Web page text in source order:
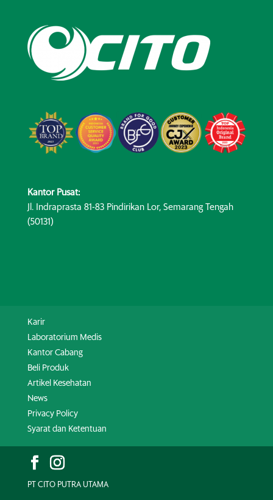
Kantor Pusat:
Jl. Indraprasta 81-83 Pindirikan Lor, Semarang Tengah
(50131)
Karir
Laboratorium Medis
Kantor Cabang
Beli Produk
Artikel Kesehatan
News
Privacy Policy
Syarat dan Ketentuan
PT CITO PUTRA UTAMA